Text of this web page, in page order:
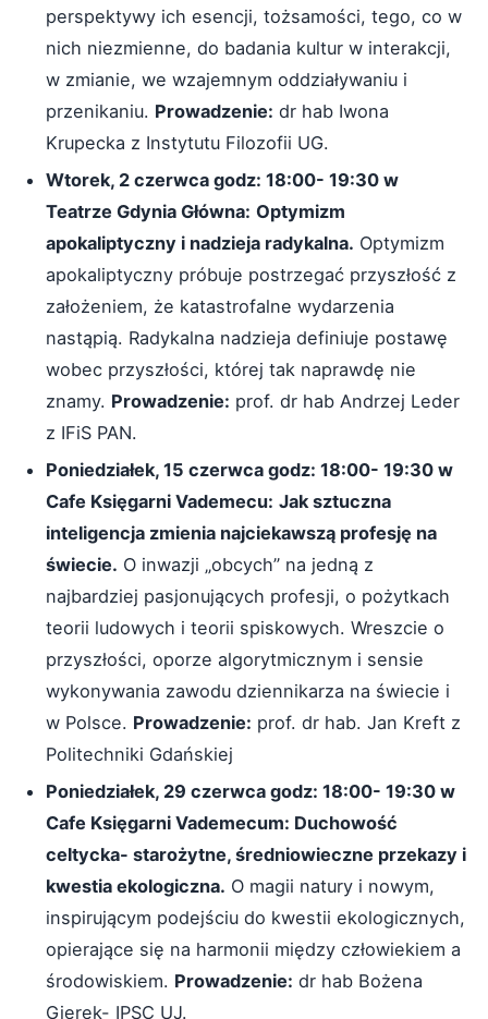
perspektywy ich esencji, tożsamości, tego, co w
nich niezmienne, do badania kultur w interakcji,
w zmianie, we wzajemnym oddziaływaniu i
przenikaniu. Prowadzenie: dr hab Iwona
Krupecka z Instytutu Filozofii UG.
Wtorek, 2 czerwca godz: 18:00- 19:30 w
Teatrze Gdynia Główna: Optymizm
apokaliptyczny i nadzieja radykalna. Optymizm
apokaliptyczny próbuje postrzegać przyszłość z
założeniem, że katastrofalne wydarzenia
nastąpią. Radykalna nadzieja definiuje postawę
wobec przyszłości, której tak naprawdę nie
znamy. Prowadzenie: prof. dr hab Andrzej Leder
z IFiS PAN.
Poniedziałek, 15 czerwca godz: 18:00- 19:30 w
Cafe Księgarni Vademecu: Jak sztuczna
inteligencja zmienia najciekawszą profesję na
świecie. O inwazji „obcych” na jedną z
najbardziej pasjonujących profesji, o pożytkach
teorii ludowych i teorii spiskowych. Wreszcie o
przyszłości, oporze algorytmicznym i sensie
wykonywania zawodu dziennikarza na świecie i
w Polsce. Prowadzenie: prof. dr hab. Jan Kreft z
Politechniki Gdańskiej
Poniedziałek, 29 czerwca godz: 18:00- 19:30 w
Cafe Księgarni Vademecum: Duchowość
celtycka- starożytne, średniowieczne przekazy i
kwestia ekologiczna. O magii natury i nowym,
inspirującym podejściu do kwestii ekologicznych,
opierające się na harmonii między człowiekiem a
środowiskiem. Prowadzenie: dr hab Bożena
Gierek- IPSC UJ.